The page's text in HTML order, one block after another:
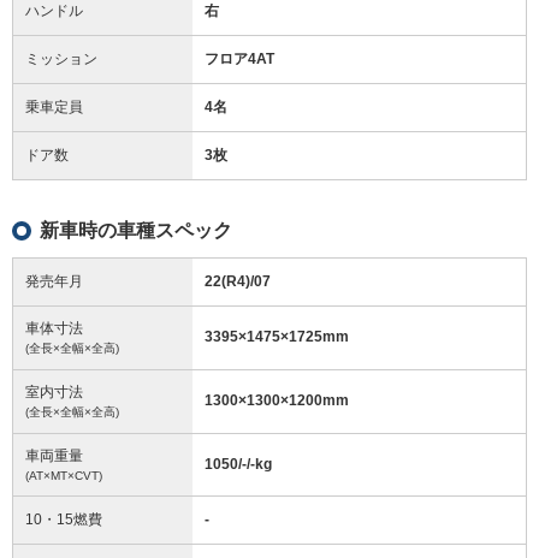
ハンドル 右
ミッション フロア4AT
乗車定員 4名
ドア数 3枚
新車時の車種スペック
発売年月 22(R4)/07
車体寸法
(全長×全幅×全高)
3395×1475×1725mm
室内寸法
(全長×全幅×全高)
1300×1300×1200mm
車両重量
(AT×MT×CVT)
1050/-/-kg
10・15燃費 -